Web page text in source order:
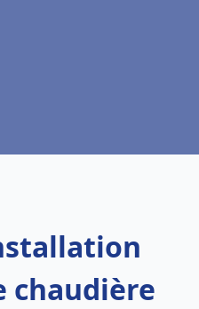
chaudière